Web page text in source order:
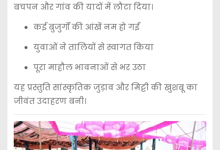
बचपन और गांव की यादों में लौटा दिया।
कई बुजुर्गों की आंखें नम हो गईं
युवाओं ने तालियों से स्वागत किया
पूरा माहौल भावनाओं से भर उठा
यह प्रस्तुति सांस्कृतिक जुड़ाव और मिट्टी की खुशबू का
जीवंत उदाहरण बनी।